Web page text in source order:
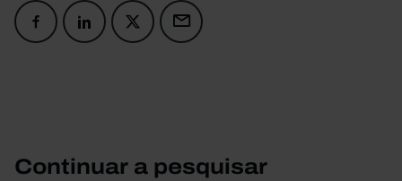
Continuar a pesquisar